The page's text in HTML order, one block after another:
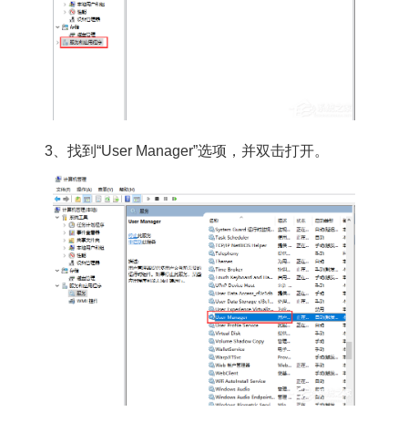
3、找到“User Manager”选项，并双击打开。